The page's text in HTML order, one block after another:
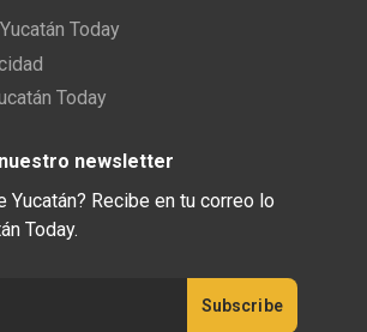
Today
Today
newsletter
Yucatán? Recibe en tu correo lo
Today.